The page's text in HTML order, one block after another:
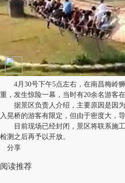
4月30号下午5点左右，在南昌梅岭
重，发生惊险一幕，当时有20余名游客
据景区负责人介绍，主要原因是因为
入晃桥的游客有限定，但由于密度大，
目前现场已经封闭，景区将联系施工
检测之后再予以开放。
分享
阅读推荐